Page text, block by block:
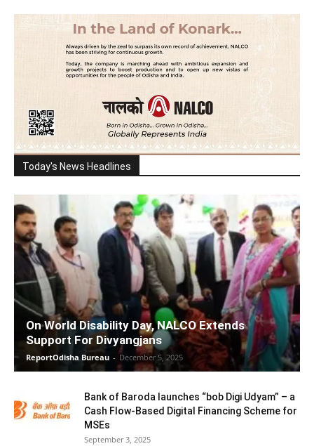
Today's News Headlines
On World Disability Day, NALCO Extends
Support For Divyangjans
ReportOdisha Bureau - December 5, 2025
Bank of Baroda launches “bob Digi Udyam” – a
Cash Flow-Based Digital Financing Scheme for
MSEs
September 3, 2025